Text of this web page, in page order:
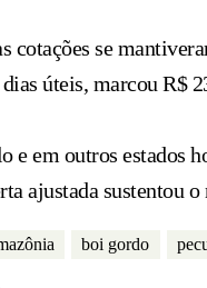
cotações se
úteis, marcou R$
e em outros estados
ajustada sustentou
boi gordo